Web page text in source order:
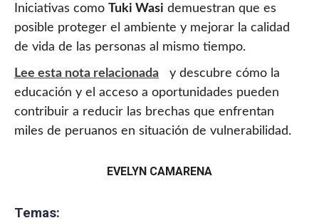
Iniciativas como Tuki Wasi demuestran que es
posible proteger el ambiente y mejorar la calidad
de vida de las personas al mismo tiempo.
Lee esta nota relacionada
y descubre cómo la
educación y el acceso a oportunidades pueden
contribuir a reducir las brechas que enfrentan
miles de peruanos en situación de vulnerabilidad.
EVELYN CAMARENA
Temas: